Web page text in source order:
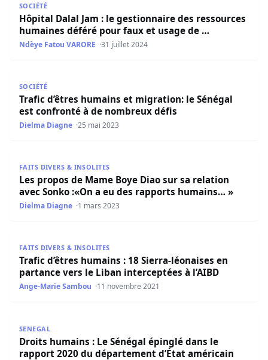
SOCIÉTÉ
Hôpital Dalal Jam : le gestionnaire des ressources
humaines déféré pour faux et usage de …
Ndèye Fatou VARORE 31 juillet 2024
SOCIÉTÉ
Trafic d’êtres humains et migration: le Sénégal
est confronté à de nombreux défis
Dielma Diagne 25 mai 2023
FAITS DIVERS & INSOLITES
Les propos de Mame Boye Diao sur sa relation
avec Sonko :«On a eu des rapports humains… »
Dielma Diagne 1 mars 2023
FAITS DIVERS & INSOLITES
Trafic d’êtres humains : 18 Sierra-léonaises en
partance vers le Liban interceptées à l’AIBD
Ange-Marie Sambou 11 novembre 2021
SENEGAL
Droits humains : Le Sénégal épinglé dans le
rapport 2020 du département d’État américain